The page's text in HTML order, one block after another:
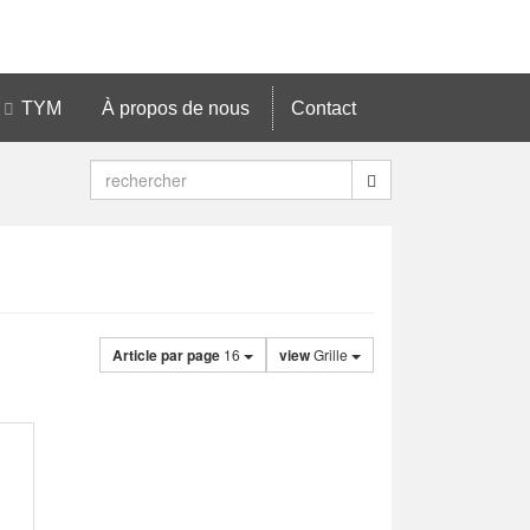
TYM À propos de nous Contact
viewGrille
Article par page 16